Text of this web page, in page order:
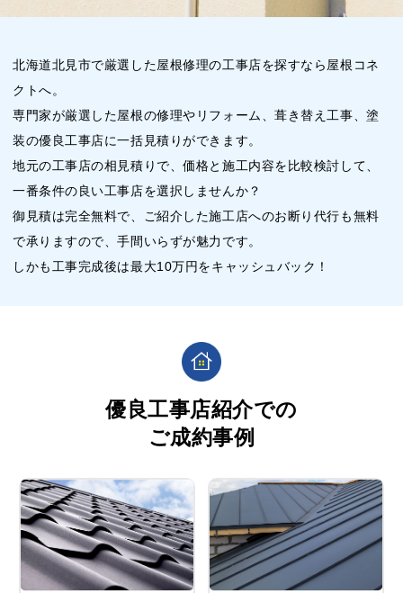
北海道北見市で厳選した屋根修理の工事店を探すなら屋根コネ
クトへ。
専門家が厳選した屋根の修理やリフォーム、葺き替え工事、塗
装の優良工事店に一括見積りができます。
地元の工事店の相見積りで、価格と施工内容を比較検討して、
一番条件の良い工事店を選択しませんか？
御見積は完全無料で、ご紹介した施工店へのお断り代行も無料
で承りますので、手間いらずが魅力です。
しかも工事完成後は最大10万円をキャッシュバック！
優良工事店紹介での
ご成約事例